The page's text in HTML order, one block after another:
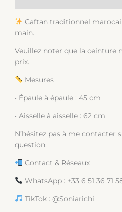
Caftan traditionnel
main.
Veuillez noter que la ceinture
prix.
Mesures
• Épaule à épaule : 45 cm
• Aisselle à aisselle : 62 cm
N’hésitez pas à me contacter
question.
Contact & Réseaux
WhatsApp : +33 6 51 36 71
TikTok : @Soniarichi